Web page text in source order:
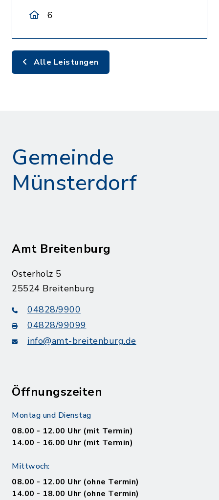
6
Alle Leistungen
Gemeinde
Münsterdorf
Amt Breitenburg
Osterholz 5
25524 Breitenburg
04828/9900
04828/99099
info@amt-breitenburg.de
Öffnungszeiten
Montag und Dienstag
08.00 - 12.00 Uhr (mit Termin)
14.00 - 16.00 Uhr (mit Termin)
Mittwoch:
08.00 - 12.00 Uhr (ohne Termin)
14.00 - 18.00 Uhr (ohne Termin)